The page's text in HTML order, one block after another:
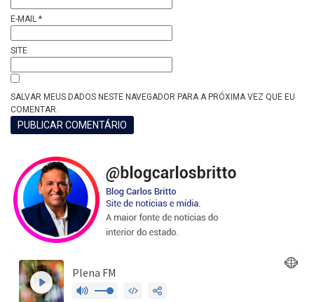
E-MAIL *
SITE
SALVAR MEUS DADOS NESTE NAVEGADOR PARA A PRÓXIMA VEZ QUE EU
COMENTAR.